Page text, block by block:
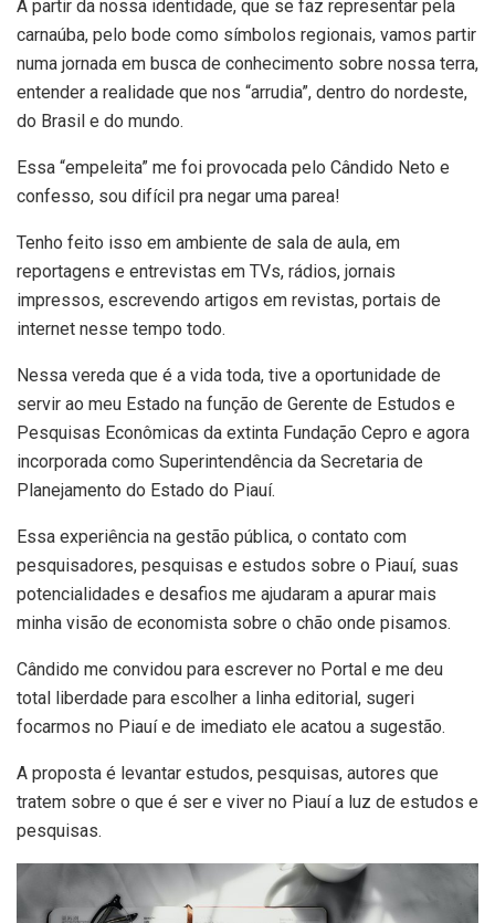
A partir da nossa identidade, que se faz representar pela
carnaúba, pelo bode como símbolos regionais, vamos partir
numa jornada em busca de conhecimento sobre nossa terra,
entender a realidade que nos “arrudia”, dentro do nordeste,
do Brasil e do mundo.
Essa “empeleita” me foi provocada pelo Cândido Neto e
confesso, sou difícil pra negar uma parea!
Tenho feito isso em ambiente de sala de aula, em
reportagens e entrevistas em TVs, rádios, jornais
impressos, escrevendo artigos em revistas, portais de
internet nesse tempo todo.
Nessa vereda que é a vida toda, tive a oportunidade de
servir ao meu Estado na função de Gerente de Estudos e
Pesquisas Econômicas da extinta Fundação Cepro e agora
incorporada como Superintendência da Secretaria de
Planejamento do Estado do Piauí.
Essa experiência na gestão pública, o contato com
pesquisadores, pesquisas e estudos sobre o Piauí, suas
potencialidades e desafios me ajudaram a apurar mais
minha visão de economista sobre o chão onde pisamos.
Cândido me convidou para escrever no Portal e me deu
total liberdade para escolher a linha editorial, sugeri
focarmos no Piauí e de imediato ele acatou a sugestão.
A proposta é levantar estudos, pesquisas, autores que
tratem sobre o que é ser e viver no Piauí a luz de estudos e
pesquisas.